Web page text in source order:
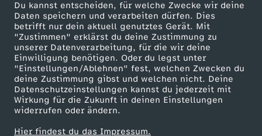
Du kannst entscheiden, für welche Zwecke wir deine
Daten speichern und verarbeiten dürfen. Dies
betrifft nur dein aktuell genutztes Gerät. Mit
"Zustimmen" erklärst du deine Zustimmung zu
unserer Datenverarbeitung, für die wir deine
Einwilligung benötigen. Oder du legst unter
"Einstellungen/Ablehnen" fest, welchen Zwecken du
deine Zustimmung gibst und welchen nicht. Deine
Datenschutzeinstellungen kannst du jederzeit mit
Wirkung für die Zukunft in deinen Einstellungen
widerrufen oder ändern.
Hier findest du das Impressum.
m
o
p
h
o
ZDF goes Schule
Werbefernsehen
Mainzelmännchen